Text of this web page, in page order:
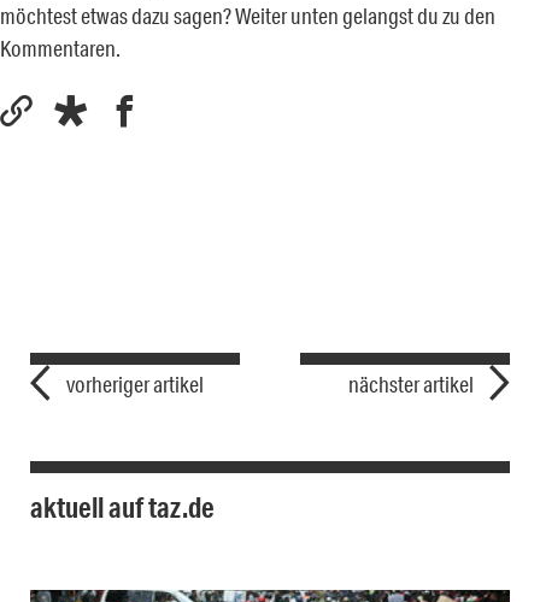
möchtest etwas dazu sagen? Weiter unten gelangst du zu den
Kommentaren.
vorheriger artikel nächster artikel
aktuell auf taz.de